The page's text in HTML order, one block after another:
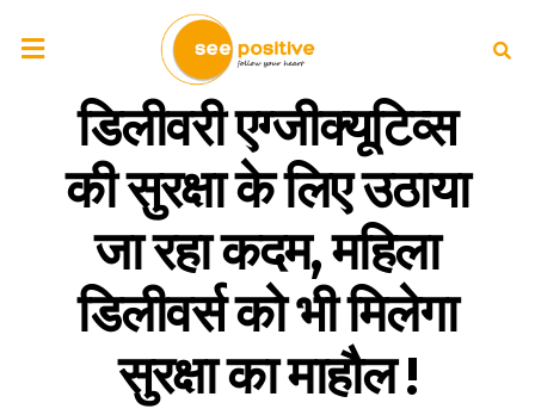
डिलीवरी एग्जीक्यूटिव्स
की सुरक्षा के लिए उठाया
जा रहा कदम, महिला
डिलीवर्स को भी मिलेगा
सुरक्षा का माहौल !